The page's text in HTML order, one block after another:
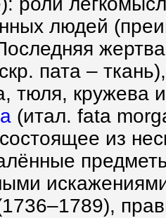
людей
пата –
тюля, кружева
(итал. fata
из